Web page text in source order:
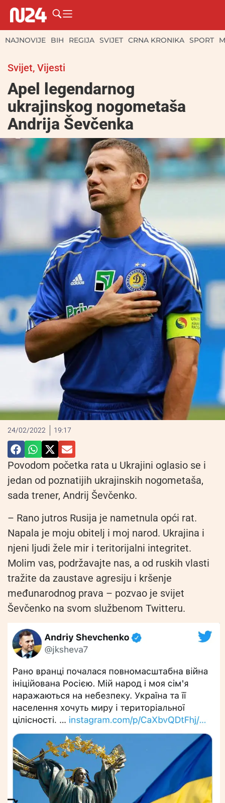
NAJNOVIJE BIH REGIJA SVIJET CRNA KRONIKA SPORT
Svijet, Vijesti
Apel legendarnog
ukrajinskog nogometaša
Andrija Ševčenka
24/02/2022 19:17
Povodom početka rata u Ukrajini oglasio se i
jedan od poznatijih ukrajinskih nogometaša,
sada trener, Andrij Ševčenko.
– Rano jutros Rusija je nametnula opći rat.
Napala je moju obitelj i moj narod. Ukrajina i
njeni ljudi žele mir i teritorijalni integritet.
Molim vas, podržavajte nas, a od ruskih vlasti
tražite da zaustave agresiju i kršenje
međunarodnog prava – pozvao je svijet
Ševčenko na svom službenom Twitteru.